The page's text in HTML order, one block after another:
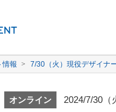
情報 7/30（火）現役デザイナ
オンライン 2024/7/30（